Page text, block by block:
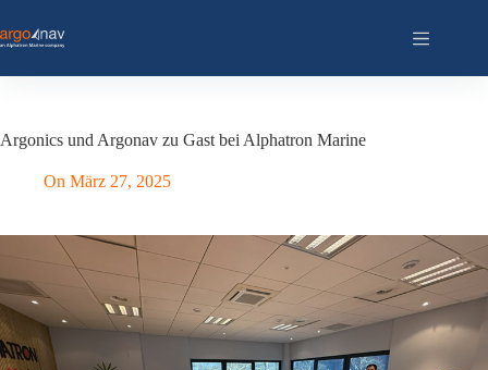
Inhalt
springen
Argonics und Argonav zu Gast bei Alphatron Marine
On März 27, 2025